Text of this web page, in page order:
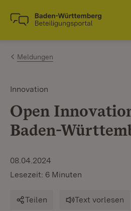
Zum Inhalt springen
Link zur Startseite
Meldungen
Innovation
Open
Baden-
08.04.2024
Lesezeit: 6 Minuten
Teilen Text vorlesen